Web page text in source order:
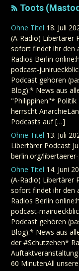
Toots
Ohne Titel 18. Juli
(A-Radio) Libertärer
sofort findet ihr den
Radios Berlin
podcast-
Podcast gehören
Blog):* News aus
"Philippinen"*
herrscht
Podcasts auf […]
Ohne Titel 13. Juli
Libertärer Podcast
berlin.org/
Ohne Titel 14. Juni
(A-Radio) Libertärer
sofort findet ihr den
Radios Berlin
podcast-
Podcast gehören
Blog):* News aus
der #Schutzehen*
60 MinutenAll